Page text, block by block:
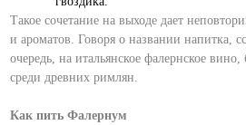
Такое сочетание на выходе дает
и ароматов. Говоря о названии напитка,
очередь, на итальянское фалернское
среди древних римлян.
Как пить Фалернум